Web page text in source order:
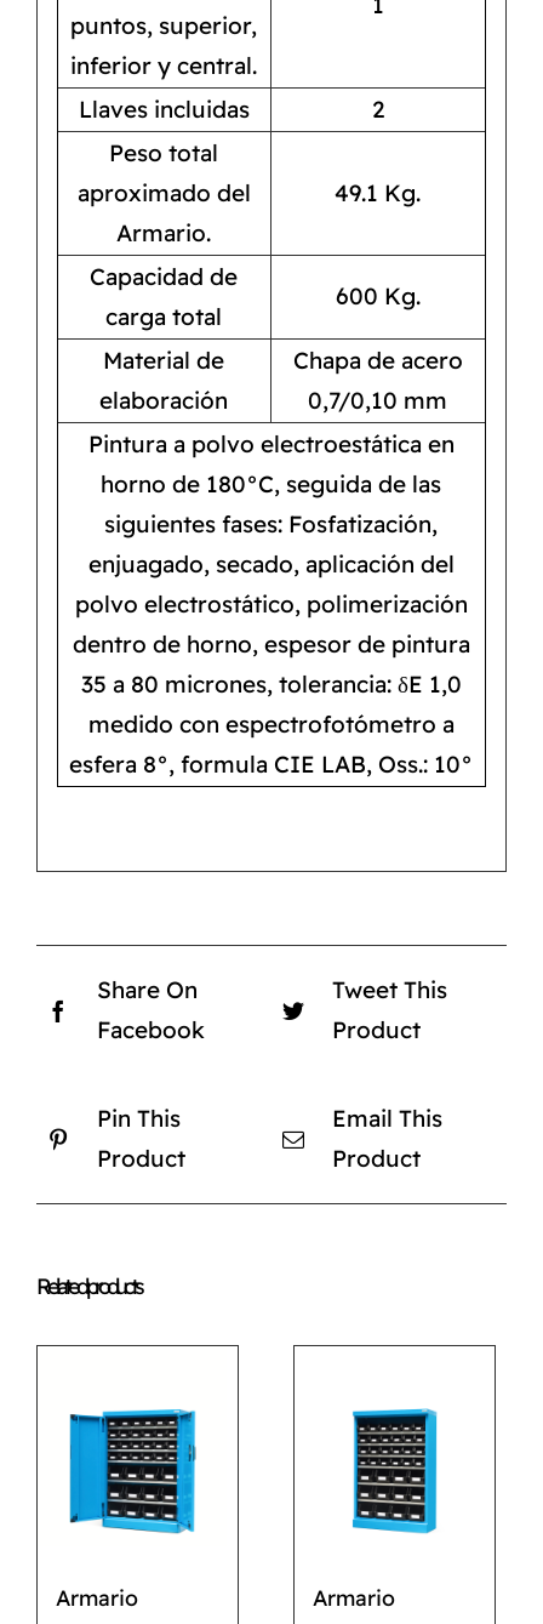
puntos, superior,
inferior y central.
Llaves incluidas
2
Peso total
aproximado del
Armario.
49.1 Kg.
Capacidad de
carga total
600 Kg.
Material de
elaboración
Chapa de acero
0,7/0,10 mm
Pintura a polvo electroestática en
horno de 180°C, seguida de las
siguientes fases: Fosfatización,
enjuagado, secado, aplicación del
polvo electrostático, polimerización
dentro de horno, espesor de pintura
35 a 80 micrones, tolerancia: δE 1,0
medido con espectrofotómetro a
esfera 8°, formula CIE LAB, Oss.: 10°
Share On
Facebook
Tweet This
Product
Pin This
Product
Email This
Product
Related products
Armario
Armario